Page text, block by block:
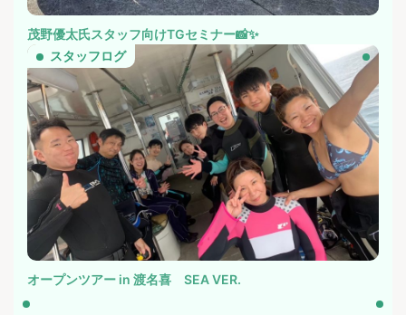
茂野優太氏スタッフ向けTGセミナー📸✨
スタッフログ
オープンツアー in 渡名喜 SEA VER.